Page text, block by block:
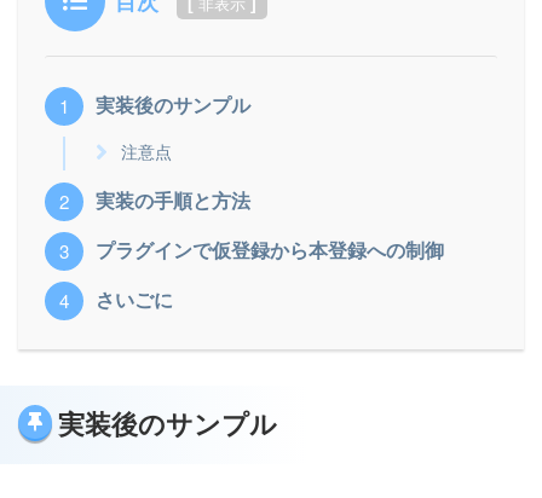
非表示
実装後のサンプル
注意点
実装の手順と方法
プラグインで仮登録から本登録への制御
さいごに
実装後のサンプル